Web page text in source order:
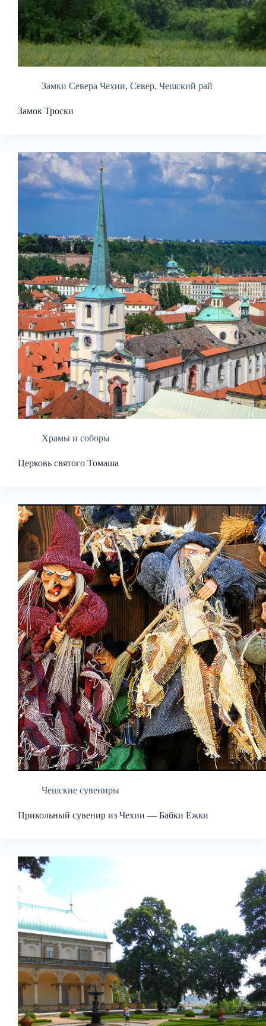
Замки Севера Чехии, Север, Чешский рай
Замок Троски
Храмы и соборы
Церковь святого Томаша
Чешские сувениры
Прикольный сувенир из Чехии — Бабки Ежки